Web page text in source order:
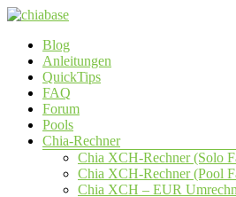
Zum
springen
chiabase
CHIA
Info-
Community
Seite
Menü
Blog
Anleitungen
QuickTips
FAQ
Forum
Pools
Chia-Rechner
Chia XCH-Rechner (Solo
Chia XCH-Rechner (Pool
Chia XCH – EUR